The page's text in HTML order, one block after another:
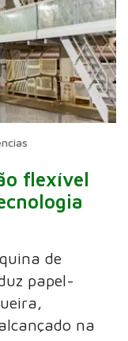
flexível
de
papel-
na